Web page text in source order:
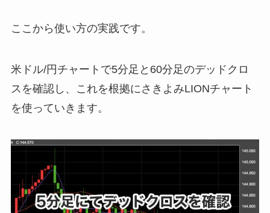
ここから使い方の実践です。
米ドル/円チャートで5分足と60分足のデッドクロ
スを確認し、これを根拠にさきよみLIONチャート
を使っていきます。